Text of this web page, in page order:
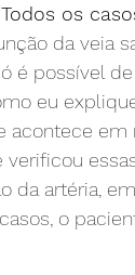
Todos os
da veia
possível
eu
acontece em
da artéria,
casos, o